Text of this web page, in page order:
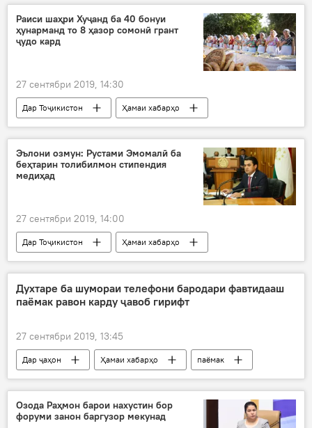
узрпурсӣ ВУХ-и Тоҷикистон
Раиси шаҳри Хуҷанд ба 40 бонуи
ҳунарманд то 8 ҳазор сомонӣ грант
ҷудо кард
27 сентябри 2019, 14:30
Дар Тоҷикистон
Ҳамаи хабарҳо
грант
бонувон
раиси шаҳри Хуҷанд
Хуҷанд
Эълони озмун: Рустами Эмомалӣ ба
беҳтарин толибилмон стипендия
медиҳад
27 сентябри 2019, 14:00
Дар Тоҷикистон
Ҳамаи хабарҳо
Маориф
Душанбе
Рустами Эмомалӣ
стипендия
толибилмон
Духтаре ба шумораи телефони бародари фавтидааш
паёмак равон карду ҷавоб гирифт
27 сентябри 2019, 13:45
Дар ҷаҳон Ҳамаи хабарҳо
паёмак
ҷавоб
духтар
Озода Раҳмон барои нахустин бор
форуми занон баргузор мекунад